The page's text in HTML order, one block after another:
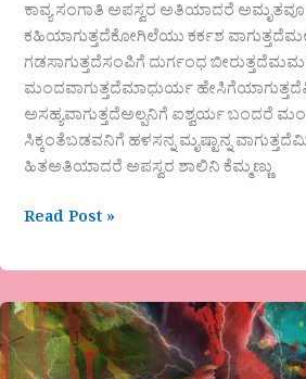
ಕಾವ್ಯ ಸಂಗಾತಿ ಅಪಸ್ವರ ಅತಿಯಾದರೆ ಅಮೃತವೂ
ಕಹಿಯಾಗುತ್ತದೆಕೋಗಿಲೆಯು ಕರ್ಕಶ
ಗಡಸಾಗುತ್ತದೆಸಂಪಿಗೆ ದುರ್ಗಂಧ
ಮಂದವಾಗುತ್ತದೆಮಾಧುರ್ಯ
ಅಸಹ್ಯವಾಗುತ್ತದೆಅಲ್ಪನಿಗೆ ಐಶ್ವರ್ಯ ಬಂದರೆ
ಸಿಕ್ಕಂತೆಬಡವನಿಗೆ ಹಳಸನ್ನ ಮೃಷ್ಟಾನ್ನ
ಹಿತಅತಿಯಾದರೆ ಅಪಸ್ವರ ಶಾಲಿನಿ ಕೆಮ್ಮಣ್ಣು
Read Post »
ಬಂದು
ಸೇರಿಬಿಡು
ಒಲವೇ